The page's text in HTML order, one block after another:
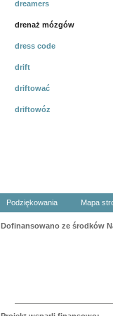
dreamers
drenaż mózgów
dress code
drift
driftować
driftowóz
Podziękowania Mapa
Dofinansowano ze środków